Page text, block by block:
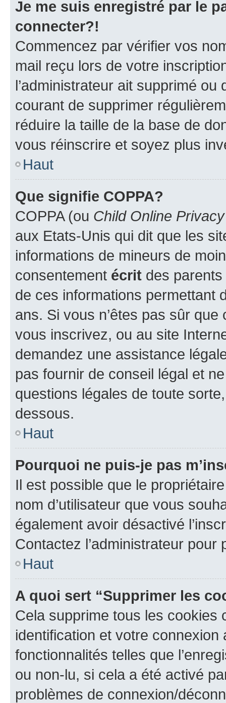
Je me suis enregistré par le
connecter?!
Commencez par vérifier vos
mail reçu lors de votre
l’administrateur ait supprimé
courant de supprimer
réduire la taille de la base de
vous réinscrire et soyez plus
Haut
Que signifie COPPA?
COPPA (ou Child Online
aux Etats-Unis qui dit que les
informations de mineurs de
consentement écrit des parents
de ces informations permettant
ans. Si vous n’êtes pas sûr
vous inscrivez, ou au site
demandez une assistance
pas fournir de conseil légal et
questions légales de toute
dessous.
Haut
Pourquoi ne puis-je pas
Il est possible que le
nom d’utilisateur que vous
également avoir désactivé
Contactez l’administrateur
Haut
A quoi sert “Supprimer les
Cela supprime tous les cookies
identification et votre
fonctionnalités telles que
ou non-lu, si cela a été activé
problèmes de connexion/